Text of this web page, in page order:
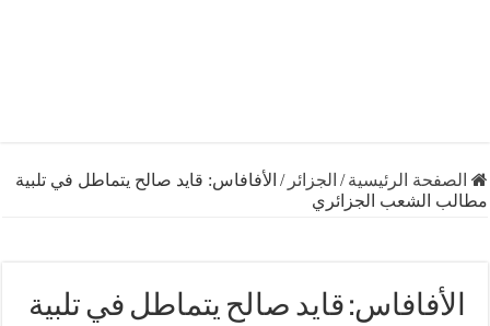
الرئيسية /الجزائر/الأفافاس: قايد صالح يتماطل في تلبية
الشعب الجزائري
قايد صالح يتماطل في تلبية